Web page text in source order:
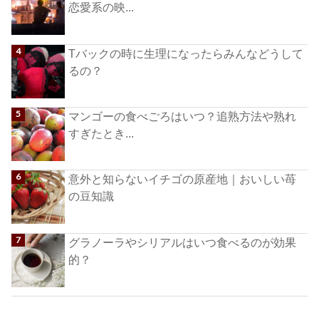
恋愛系の映...
Tバックの時に生理になったらみんなどうして
るの？
マンゴーの食べごろはいつ？追熟方法や熟れ
すぎたとき...
意外と知らないイチゴの原産地｜おいしい苺
の豆知識
グラノーラやシリアルはいつ食べるのが効果
的？